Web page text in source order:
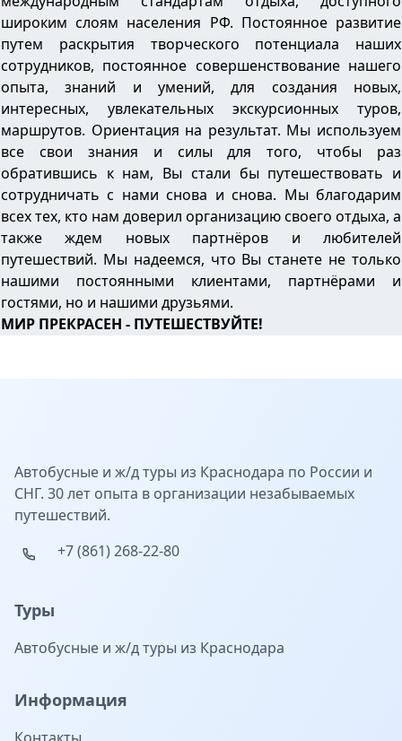
широким слоям населения РФ. Постоянное развитие
путем раскрытия творческого потенциала наших
сотрудников, постоянное совершенствование нашего
опыта, знаний и умений, для создания новых,
интересных, увлекательных экскурсионных туров,
маршрутов. Ориентация на результат. Мы используем
все свои знания и силы для того, чтобы раз
обратившись к нам, Вы стали бы путешествовать и
сотрудничать с нами снова и снова. Мы благодарим
всех тех, кто нам доверил организацию своего отдыха, а
также ждем новых партнёров и любителей
путешествий. Мы надеемся, что Вы станете не только
нашими постоянными клиентами, партнёрами и
гостями, но и нашими друзьями.
МИР ПРЕКРАСЕН - ПУТЕШЕСТВУЙТЕ!
Автобусные и ж/д туры из Краснодара по России и
СНГ. 30 лет опыта в организации незабываемых
путешествий.
+7 (861) 268-22-80
Туры
Автобусные и ж/д туры из Краснодара
Информация